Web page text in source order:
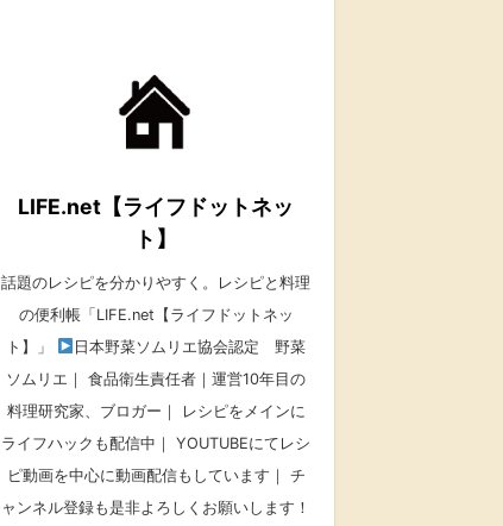
LIFE.net【ライフドットネッ
ト】
話題のレシピを分かりやすく。レシピと料理
の便利帳「LIFE.net【ライフドットネッ
ト】」
日本野菜ソムリエ協会認定 野菜
ソムリエ｜ 食品衛生責任者｜運営10年目の
料理研究家、ブロガー｜ レシピをメインに
ライフハックも配信中｜ YOUTUBEにてレシ
ピ動画を中心に動画配信もしています｜ チ
ャンネル登録も是非よろしくお願いします！